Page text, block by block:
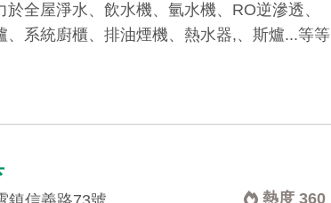
於全屋淨水、飲水機、氫水機、RO逆滲透、
、系統廚櫃、排油煙機、熱水器,、斯爐...等等
熱度 360